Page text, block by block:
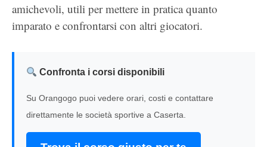
amichevoli, utili per mettere in pratica quanto
imparato e confrontarsi con altri giocatori.
Confronta i corsi disponibili
Su Orangogo puoi vedere orari, costi e contattare
direttamente le società sportive a Caserta.